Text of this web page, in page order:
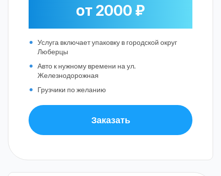
от 2000 ₽
Услуга включает упаковку в городской округ
Люберцы
Авто к нужному времени на ул.
Железнодорожная
Грузчики по желанию
Заказать